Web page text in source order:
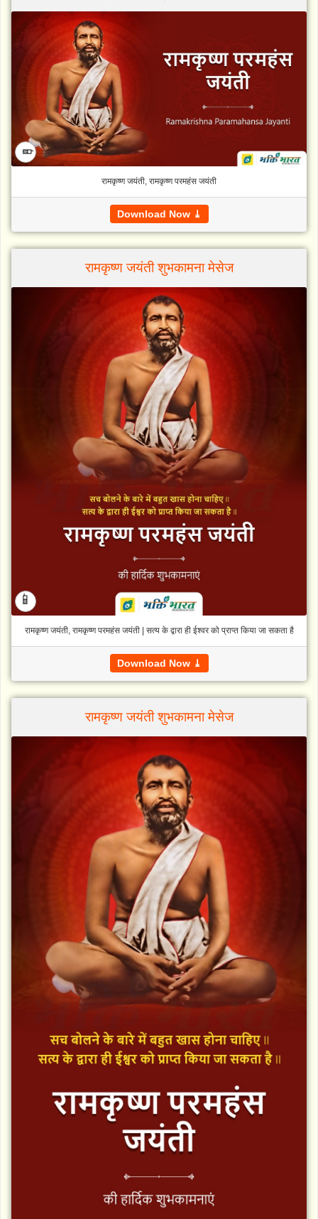
📱
रामकृष्ण जयंती, रामकृष्ण परमहंस जयंती
Download Now ⤓
रामकृष्ण जयंती शुभकामना मेसेज
📱
रामकृष्ण जयंती, रामकृष्ण परमहंस जयंती | सत्य के द्वारा ही ईश्वर को प्राप्त किया जा सकता है
Download Now ⤓
रामकृष्ण जयंती शुभकामना मेसेज